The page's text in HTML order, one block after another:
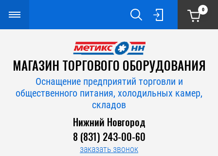
0
МАГАЗИН ТОРГОВОГО ОБОРУДОВАНИЯ
Оснащение предприятий торговли и
общественного питания, холодильных камер,
складов
Нижний Новгород
8 (831) 243-00-60
заказать звонок